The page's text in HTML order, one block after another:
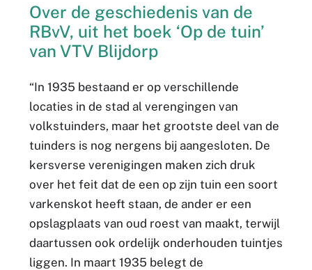
Over de geschiedenis van de
RBvV, uit het boek ‘Op de tuin’
van VTV Blijdorp
“In 1935 bestaand er op verschillende
locaties in de stad al verengingen van
volkstuinders, maar het grootste deel van de
tuinders is nog nergens bij aangesloten. De
kersverse verenigingen maken zich druk
over het feit dat de een op zijn tuin een soort
varkenskot heeft staan, de ander er een
opslagplaats van oud roest van maakt, terwijl
daartussen ook ordelijk onderhouden tuintjes
liggen. In maart 1935 belegt de